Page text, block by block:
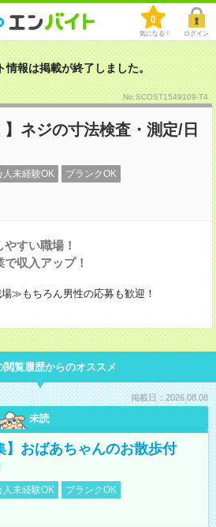
0
気になる！ ログイン
情報は掲載が終了しました。
No.SCOST1549109-T4
】ネジの寸法検査・測定/日
人未経験OK ブランクOK
すい職場！
収入アップ！
≫もちろん男性の応募も歓迎！
閲覧履歴からのオススメ
掲載日：2026.08.08
未読
】おばあちゃんのお散歩付
人未経験OK
ブランクOK